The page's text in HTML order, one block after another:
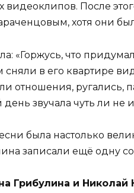
видеоклипов. После
хотя они
«Горжусь, что
в его квартире
отношения, ругались,
звучала чуть ли не
была настолько
записали ещё одну
Грибулина и Николай